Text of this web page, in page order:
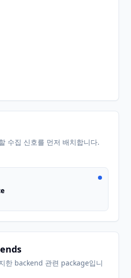
수집 신호를 먼저 배치합니다.
한 backend 관련 package입니